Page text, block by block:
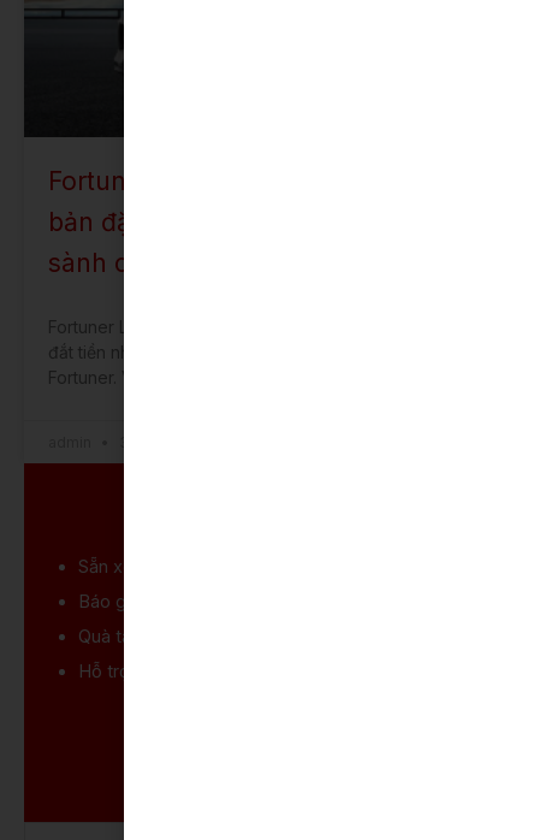
Fortuner Legender 2.8AT 4×4: Phiên
bản đặc biệt dành cho những người
sành chơi xe
Fortuner Legender 2.8AT 4×4 là phiên bản cao cấp và
đắt tiền nhất trong số 7 phiên bản của dòng xe Toyota
Fortuner. Với ngoại
Sẵn xe
Báo giá ưu đãi
Quà tặng
Hỗ trợ vay mua xe